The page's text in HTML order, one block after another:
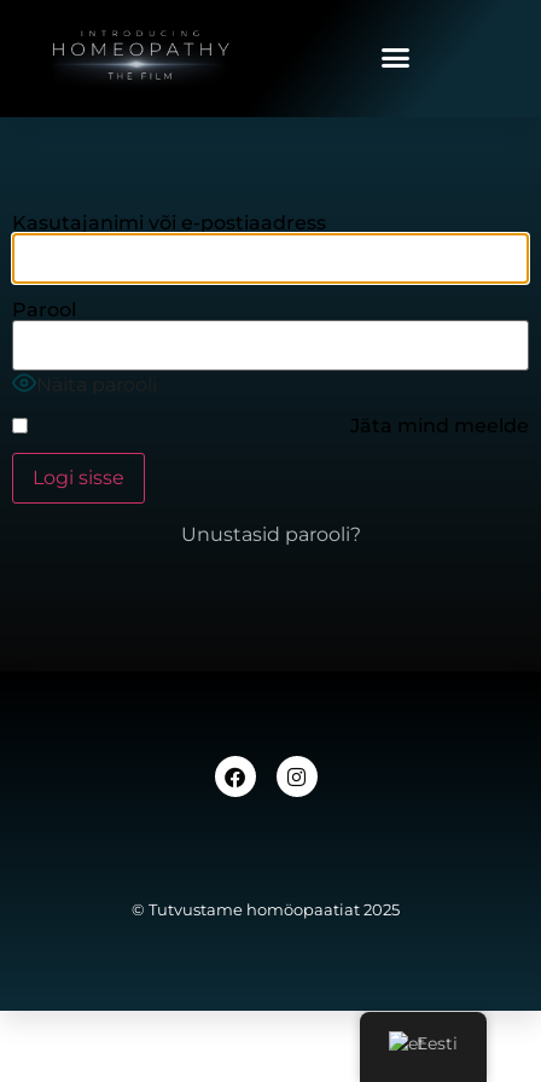
Kasutajanimi või e-postiaadress
Parool
Näita parooli
Jäta mind meelde
Unustasid parooli?
© Tutvustame homöopaatiat 2025
Eesti